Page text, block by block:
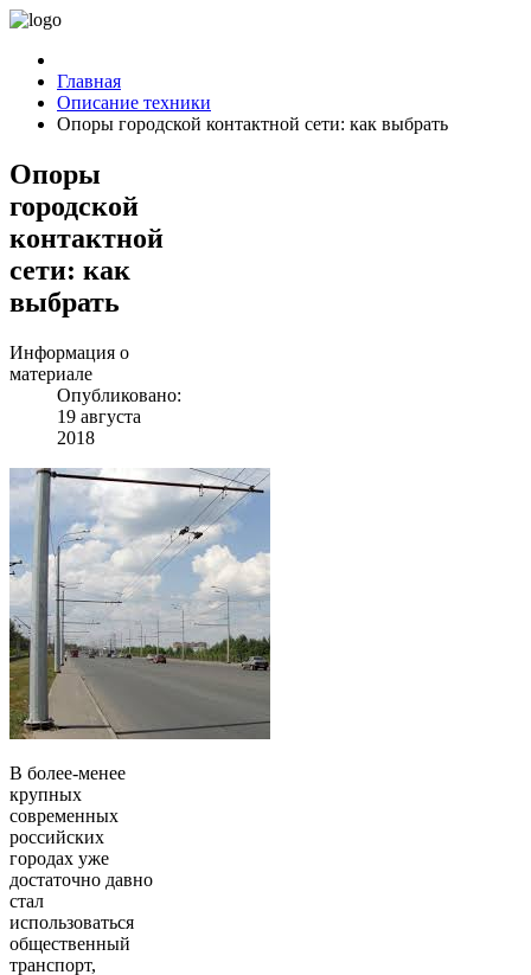
Главная
Описание техники
Опоры городской контактной сети: как выбрать
Опоры
городской
контактной
сети: как
выбрать
Информация о
материале
Опубликовано:
19 августа
2018
В более-менее
крупных
современных
российских
городах уже
достаточно давно
стал
использоваться
общественный
транспорт,